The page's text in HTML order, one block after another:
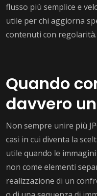
flusso più semplice e
utile per chi aggiorna
contenuti con regolarità.
Quando
davvero
Non sempre unire più
casi in cui diventa la
utile quando le
non come elementi
realizzazione di un